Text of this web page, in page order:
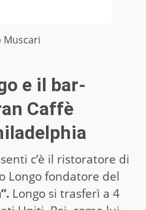
Muscari
e il bar-
Caffè
c’è il ristoratore di
Longo fondatore del
Longo si trasferì a 4